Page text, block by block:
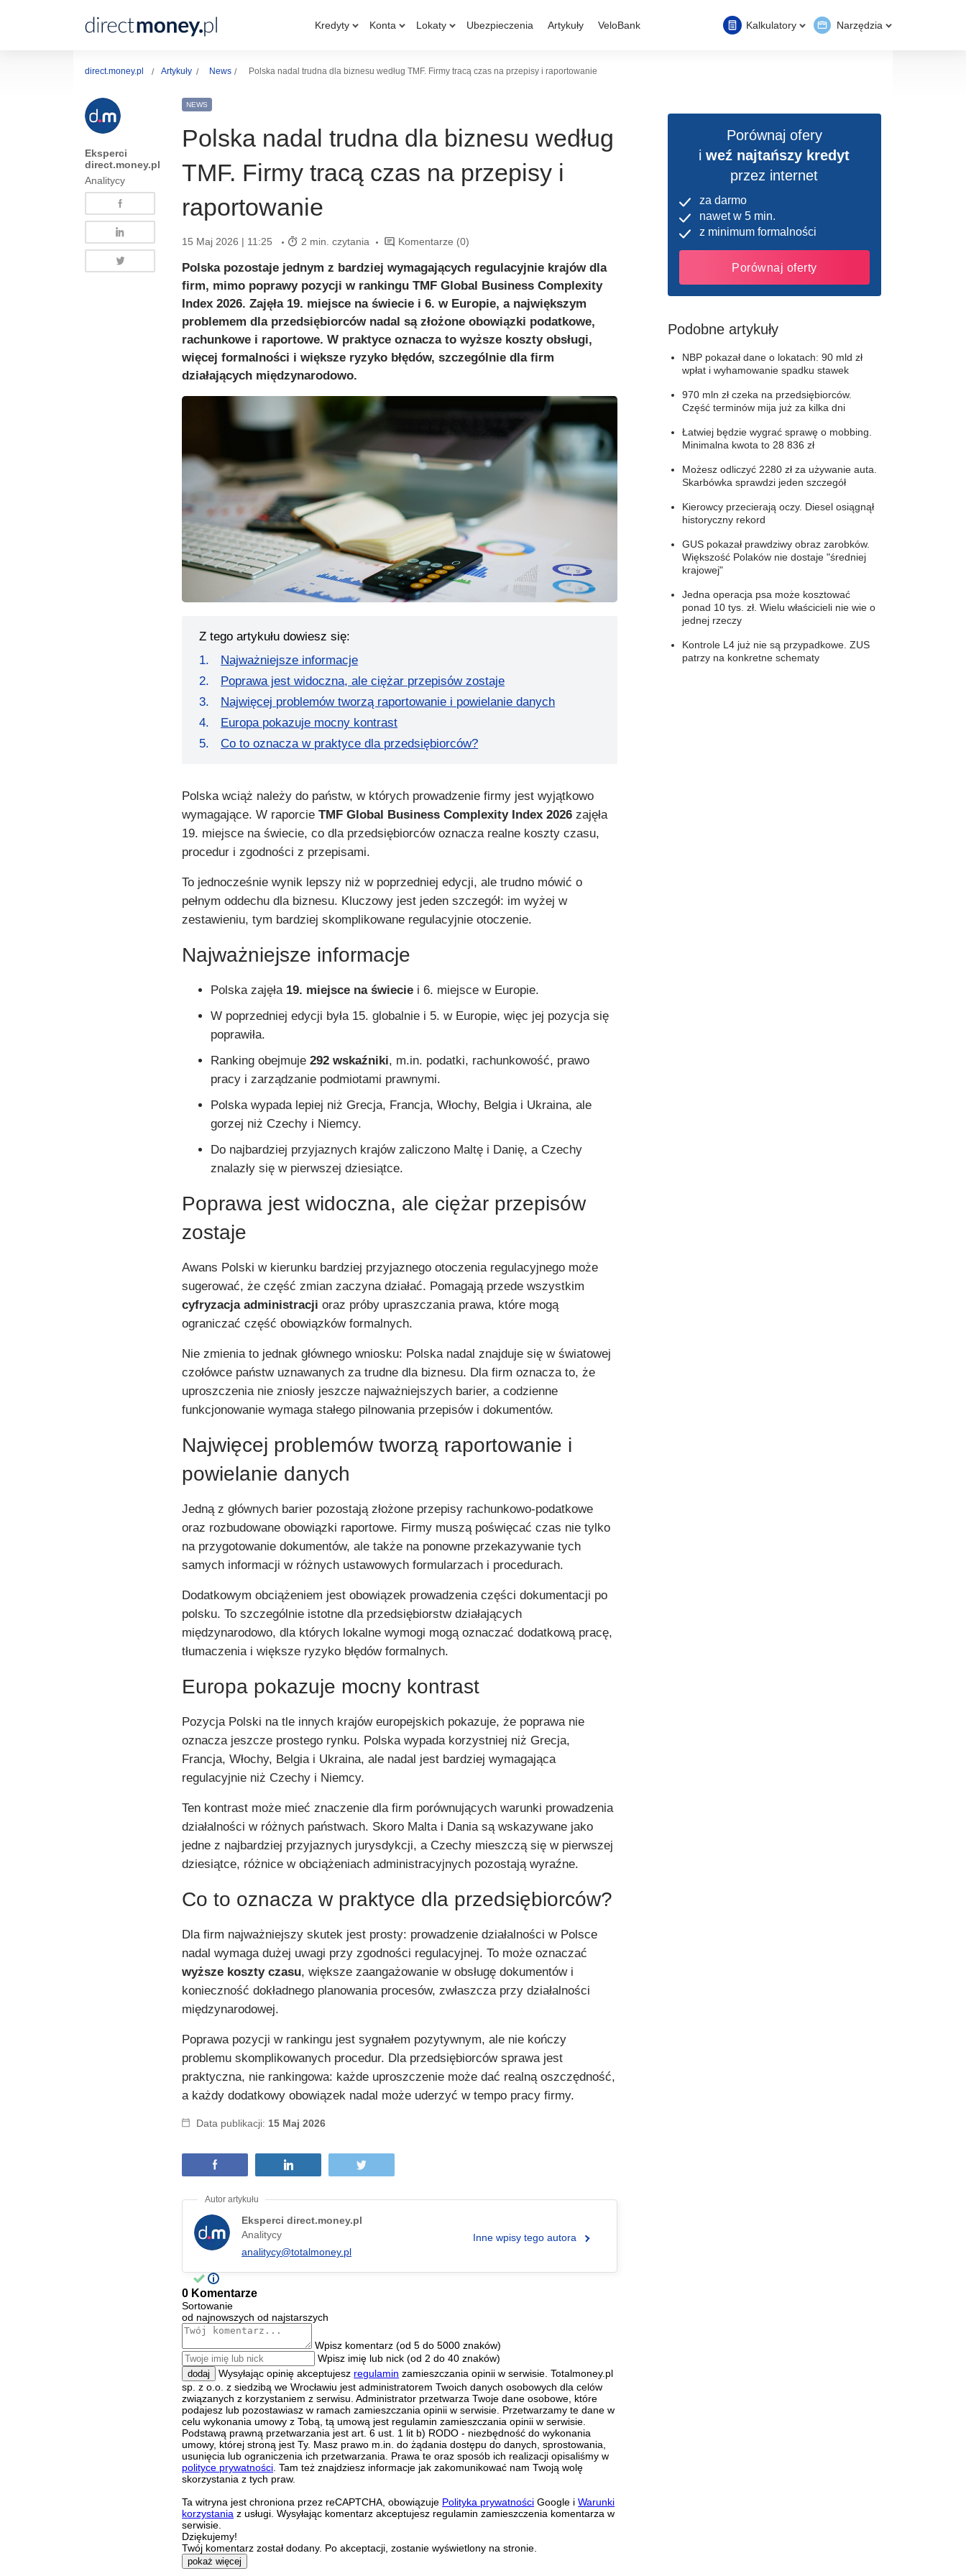
Kredyty Konta Lokaty Ubezpieczenia Artykuły VeloBank Kalkulatory Narzędzia
direct.money.pl Artykuły News Polska nadal trudna dla biznesu według TMF. Firmy tracą czas na przepisy i raportowanie
Eksperci
direct.money.pl
Analitycy
NEWS
Polska nadal trudna dla biznesu według
TMF. Firmy tracą czas na przepisy i
raportowanie
15 Maj 2026 | 11:25 2 min. czytania Komentarze (0)
Polska pozostaje jednym z bardziej wymagających regulacyjnie krajów dla
firm, mimo poprawy pozycji w rankingu TMF Global Business Complexity
Index 2026. Zajęła 19. miejsce na świecie i 6. w Europie, a największym
problemem dla przedsiębiorców nadal są złożone obowiązki podatkowe,
rachunkowe i raportowe. W praktyce oznacza to wyższe koszty obsługi,
więcej formalności i większe ryzyko błędów, szczególnie dla firm
działających międzynarodowo.
Z tego artykułu dowiesz się:
Najważniejsze informacje
Poprawa jest widoczna, ale ciężar przepisów zostaje
Najwięcej problemów tworzą raportowanie i powielanie danych
Europa pokazuje mocny kontrast
Co to oznacza w praktyce dla przedsiębiorców?
Polska wciąż należy do państw, w których prowadzenie firmy jest wyjątkowo
wymagające. W raporcieTMF Global Business Complexity Index 2026 zajęła
19. miejsce na świecie, co dla przedsiębiorców oznacza realne koszty czasu,
procedur i zgodności z przepisami.
To jednocześnie wynik lepszy niż w poprzedniej edycji, ale trudno mówić o
pełnym oddechu dla biznesu. Kluczowy jest jeden szczegół: im wyżej w
zestawieniu, tym bardziej skomplikowane regulacyjnie otoczenie.
Najważniejsze informacje
Polska zajęła 19. miejsce na świecie i 6. miejsce w Europie.
W poprzedniej edycji była 15. globalnie i 5. w Europie, więc jej pozycja się
poprawiła.
Ranking obejmuje292 wskaźniki, m.in. podatki, rachunkowość, prawo
pracy i zarządzanie podmiotami prawnymi.
Polska wypada lepiej niż Grecja, Francja, Włochy, Belgia i Ukraina, ale
gorzej niż Czechy i Niemcy.
Do najbardziej przyjaznych krajów zaliczono Maltę i Danię, a Czechy
znalazły się w pierwszej dziesiątce.
Poprawa jest widoczna, ale ciężar przepisów
zostaje
Awans Polski w kierunku bardziej przyjaznego otoczenia regulacyjnego może
sugerować, że część zmian zaczyna działać. Pomagają przede wszystkim
cyfryzacja administracji oraz próby upraszczania prawa, które mogą
ograniczać część obowiązków formalnych.
Nie zmienia to jednak głównego wniosku: Polska nadal znajduje się w światowej
czołówce państw uznawanych za trudne dla biznesu. Dla firm oznacza to, że
uproszczenia nie zniosły jeszcze najważniejszych barier, a codzienne
funkcjonowanie wymaga stałego pilnowania przepisów i dokumentów.
Najwięcej problemów tworzą raportowanie i
powielanie danych
Jedną z głównych barier pozostają złożone przepisy rachunkowo-podatkowe
oraz rozbudowane obowiązki raportowe. Firmy muszą poświęcać czas nie tylko
na przygotowanie dokumentów, ale także na ponowne przekazywanie tych
samych informacji w różnych ustawowych formularzach i procedurach.
Dodatkowym obciążeniem jest obowiązek prowadzenia części dokumentacji po
polsku. To szczególnie istotne dla przedsiębiorstw działających
międzynarodowo, dla których lokalne wymogi mogą oznaczać dodatkową pracę,
tłumaczenia i większe ryzyko błędów formalnych.
Europa pokazuje mocny kontrast
Pozycja Polski na tle innych krajów europejskich pokazuje, że poprawa nie
oznacza jeszcze prostego rynku. Polska wypada korzystniej niż Grecja,
Francja, Włochy, Belgia i Ukraina, ale nadal jest bardziej wymagająca
regulacyjnie niż Czechy i Niemcy.
Ten kontrast może mieć znaczenie dla firm porównujących warunki prowadzenia
działalności w różnych państwach. Skoro Malta i Dania są wskazywane jako
jedne z najbardziej przyjaznych jurysdykcji, a Czechy mieszczą się w pierwszej
dziesiątce, różnice w obciążeniach administracyjnych pozostają wyraźne.
Co to oznacza w praktyce dla przedsiębiorców?
Dla firm najważniejszy skutek jest prosty: prowadzenie działalności w Polsce
nadal wymaga dużej uwagi przy zgodności regulacyjnej. To może oznaczać
wyższe koszty czasu, większe zaangażowanie w obsługę dokumentów i
konieczność dokładnego planowania procesów, zwłaszcza przy działalności
międzynarodowej.
Poprawa pozycji w rankingu jest sygnałem pozytywnym, ale nie kończy
problemu skomplikowanych procedur. Dla przedsiębiorców sprawa jest
praktyczna, nie rankingowa: każde uproszczenie może dać realną oszczędność,
a każdy dodatkowy obowiązek nadal może uderzyć w tempo pracy firmy.
Data publikacji: 15 Maj 2026
Eksperci direct.money.pl
Analitycy
analitycy@totalmoney.pl
Inne wpisy tego autora
0 Komentarze
Sortowanie
od najnowszych od najstarszych
Wpisz komentarz (od 5 do 5000 znaków)
Wpisz imię lub nick (od 2 do 40 znaków)
dodaj Wysyłając opinię akceptujesz regulamin zamieszczania opinii w serwisie. Totalmoney.pl
sp. z o.o. z siedzibą we Wrocławiu jest administratorem Twoich danych osobowych dla celów
związanych z korzystaniem z serwisu. Administrator przetwarza Twoje dane osobowe, które
podajesz lub pozostawiasz w ramach zamieszczania opinii w serwisie. Przetwarzamy te dane w
celu wykonania umowy z Tobą, tą umową jest regulamin zamieszczania opinii w serwisie.
Podstawą prawną przetwarzania jest art. 6 ust. 1 lit b) RODO - niezbędność do wykonania
umowy, której stroną jest Ty. Masz prawo m.in. do żądania dostępu do danych, sprostowania,
usunięcia lub ograniczenia ich przetwarzania. Prawa te oraz sposób ich realizacji opisaliśmy w
polityce prywatności . Tam też znajdziesz informacje jak zakomunikować nam Twoją wolę
skorzystania z tych praw.
Ta witryna jest chroniona przez reCAPTCHA, obowiązuje Polityka prywatności Google iWarunki
korzystania z usługi. Wysyłając komentarz akceptujesz regulamin zamieszczenia komentarza w
serwisie.
Dziękujemy!
Twój komentarz został dodany. Po akceptacji, zostanie wyświetlony na stronie.
pokaż więcej
Porównaj ofery
iweź najtańszy kredyt
przez internet
za darmo
nawet w 5 min.
z minimum formalności
Porównaj oferty
Podobne artykuły
NBP pokazał dane o lokatach: 90 mld zł
wpłat i wyhamowanie spadku stawek
970 mln zł czeka na przedsiębiorców.
Część terminów mija już za kilka dni
Łatwiej będzie wygrać sprawę o mobbing.
Minimalna kwota to 28 836 zł
Możesz odliczyć 2280 zł za używanie auta.
Skarbówka sprawdzi jeden szczegół
Kierowcy przecierają oczy. Diesel osiągnął
historyczny rekord
GUS pokazał prawdziwy obraz zarobków.
Większość Polaków nie dostaje "średniej
krajowej"
Jedna operacja psa może kosztować
ponad 10 tys. zł. Wielu właścicieli nie wie o
jednej rzeczy
Kontrole L4 już nie są przypadkowe. ZUS
patrzy na konkretne schematy